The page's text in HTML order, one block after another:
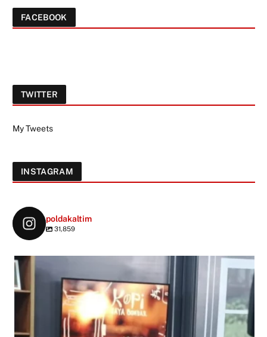
FACEBOOK
TWITTER
My Tweets
INSTAGRAM
poldakaltim
31,859